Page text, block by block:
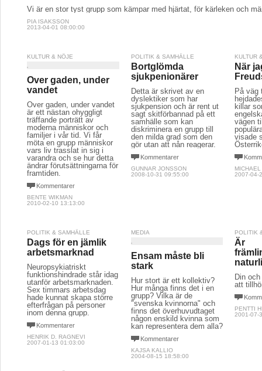
Vi är en stor tyst grupp som kämpar med hjärtat, för kärleken och
PIA ISAKSSON
2013-04-01 08:00:00
KULTUR & NÖJE
Over gaden, under
vandet
Over gaden, under vandet
är ett nästan ohyggligt
träffande porträtt av
moderna människor och
familjer i vår tid. Vi får
möta en grupp människor
vars liv trasslat in sig i
varandra och se hur detta
ändrar förutsättningarna för
framtiden.
Kommentarer
BENTE WIKMAN
2010-02-10 13:13:00
POLITIK & SAMHÄLLE
Bortglömda
sjukpenionärer
Detta är skrivet av en
dyslektiker som har
sjukpension och är rent ut
sagt skitförbannad på ett
samhälle som kan
diskriminera en grupp till
den milda grad som den
gör utan att nån reagerar.
Kommentarer
GUNNAR JONSSON
2008-10-31 09:55:00
KULTUR
När
På väg
killar
vägen
visade
2007-04-
POLITIK & SAMHÄLLE
Dags för en jämlik
arbetsmarknad
Neuropsykiatriskt
funktionshindrade står idag
utanför arbetsmarknaden.
Sex timmars arbetsdag
hade kunnat skapa större
efterfrågan på personer
inom denna grupp.
Kommentarer
HENRIK D. RAGNEVI
2007-01-13 01:03:00
MEDIA
Ensam måste bli
stark
Hur stort är ett kollektiv?
Hur många finns det i en
grupp? Vilka är de
"svenska kvinnorna" och
finns det överhuvudtaget
någon enskild kvinna som
kan representera dem alla?
Kommentarer
KAJSA KALLIO
2004-08-15 18:58:00
POLITIK
Är
Din
att
PENTTI
2001-07-